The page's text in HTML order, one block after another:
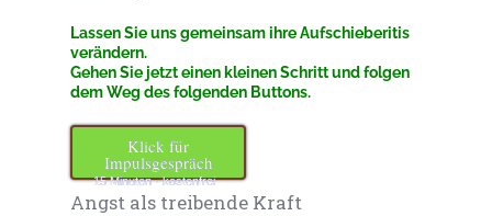
Lassen Sie uns gemeinsam ihre Aufschieberitis
verändern.
Gehen Sie jetzt einen kleinen Schritt und folgen
dem Weg des folgenden Buttons.
Klick für
Impulsgespräch
15 Minuten · kostenfrei
Angst als treibende Kraft